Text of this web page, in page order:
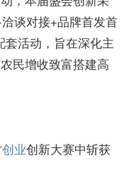
谈对接+品牌首发首
套活动，旨在深化主
民增收致富搭建高
创业创新大赛中斩获